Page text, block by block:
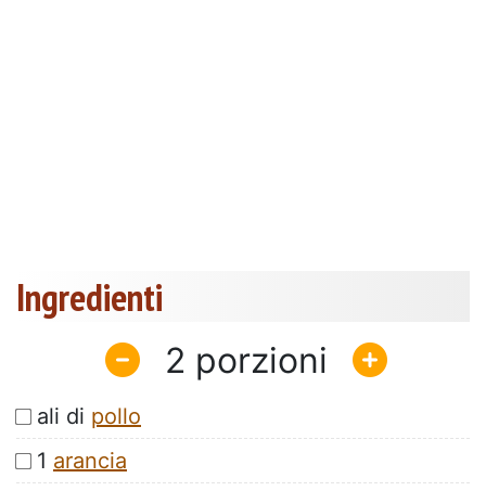
Ingredienti
2
ali di pollo
1 arancia